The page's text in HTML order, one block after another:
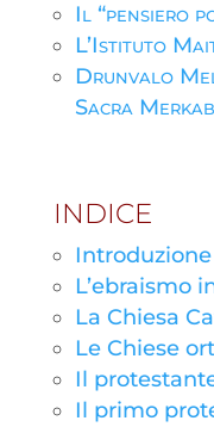
Il “pensiero
L’Istituto
Drunvalo
Sacra
INDICE
Introduzione
L’ebraismo
La Chiesa
Le Chiese
Il
Il primo